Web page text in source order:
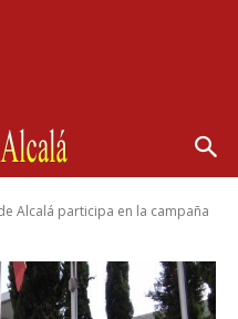
Alcalá participa en la campaña